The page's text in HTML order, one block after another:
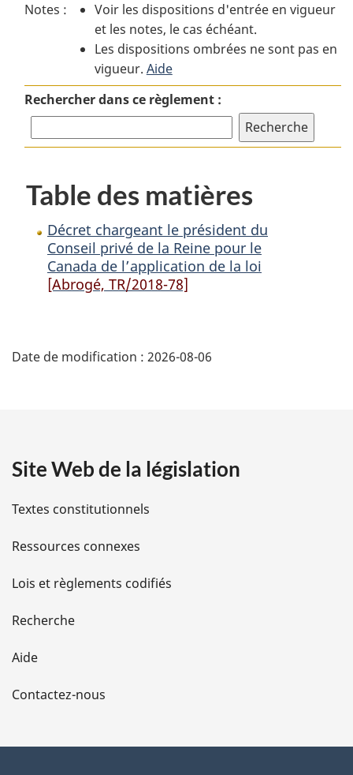
du
Conseil
privé
de
la
Reine
le
de
l’application
de
la
loi
président
du
Conseil
privé
de
la
pour
Canada
de
l’application
de
la
loi
président
du
Conseil
de
la
Reine
pour
Canada
de
l’application
de
la
Notes :
Voir les dispositions d'entrée en vigueur
et les notes, le cas échéant.
Les dispositions ombrées ne sont pas en
vigueur. Aide
Rechercher dans ce règlement :
Table des matières
Décret chargeant le président du
Conseil privé de la Reine pour le
Canada de l’application de la loi
[Abrogé, TR/2018-78]
é
i
l
s
d
e
l
a
Date de modification : 2026-08-06
Site Web de la législation
Textes constitutionnels
Ressources connexes
Lois et règlements codifiés
Recherche
Aide
Contactez-nous